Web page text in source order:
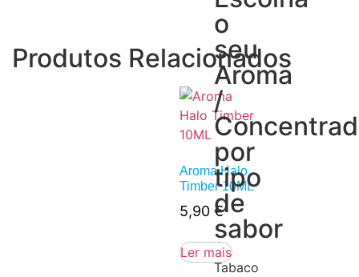
o
seu
Aroma
/
por
tipo
de
sabor
Tabaco
Produtos Relacionados
Aroma Halo
Timber 10ML
5,90 €
Ler mais